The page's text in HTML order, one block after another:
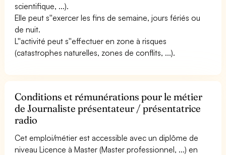
scientifique, ...).
Elle peut s''exercer les fins de semaine, jours fériés ou
de nuit.
L''activité peut s''effectuer en zone à risques
(catastrophes naturelles, zones de conflits, ...).
Conditions et rémunérations pour le métier
de Journaliste présentateur / présentatrice
radio
Cet emploi/métier est accessible avec un diplôme de
niveau Licence à Master (Master professionnel, ...) en